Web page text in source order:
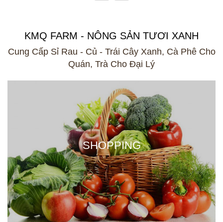
KMQ FARM - NÔNG SẢN TƯƠI XANH
Cung Cấp Sỉ Rau - Củ - Trái Cây Xanh, Cà Phê Cho
Quán, Trà Cho Đại Lý
SHOPPING